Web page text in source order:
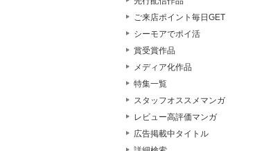
ご来店ポイント毎日GET
シーモアでポイ活
賞受賞作品
メディア化作品
特集一覧
スタッフオススメマンガ
レビュー高評価マンガ
広告掲載中タイトル